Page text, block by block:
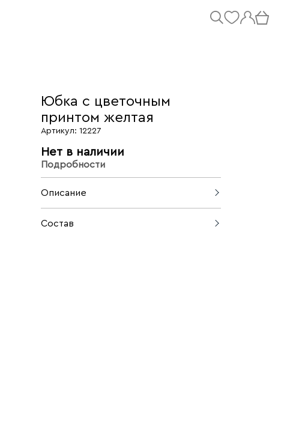
Юбка с цветочным
принтом желтая
Артикул: 12227
Нет в наличии
Подробности
Описание
Юбка-миди с цветочным принтом из
Состав